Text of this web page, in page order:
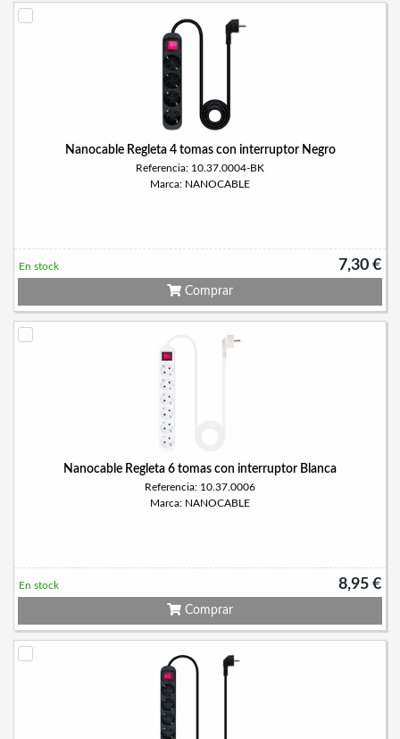
Nanocable Regleta 4 tomas con interruptor Negro
Referencia: 10.37.0004-BK
Marca: NANOCABLE
7,30 €
En stock
Comprar
Nanocable Regleta 6 tomas con interruptor Blanca
Referencia: 10.37.0006
Marca: NANOCABLE
8,95 €
En stock
Comprar